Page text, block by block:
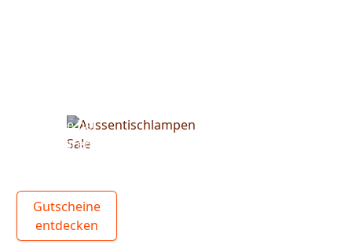
Spare bei
unseren
Gutscheine
entdecken